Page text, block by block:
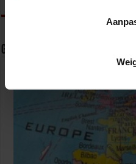
Gerelateerde Artikelen